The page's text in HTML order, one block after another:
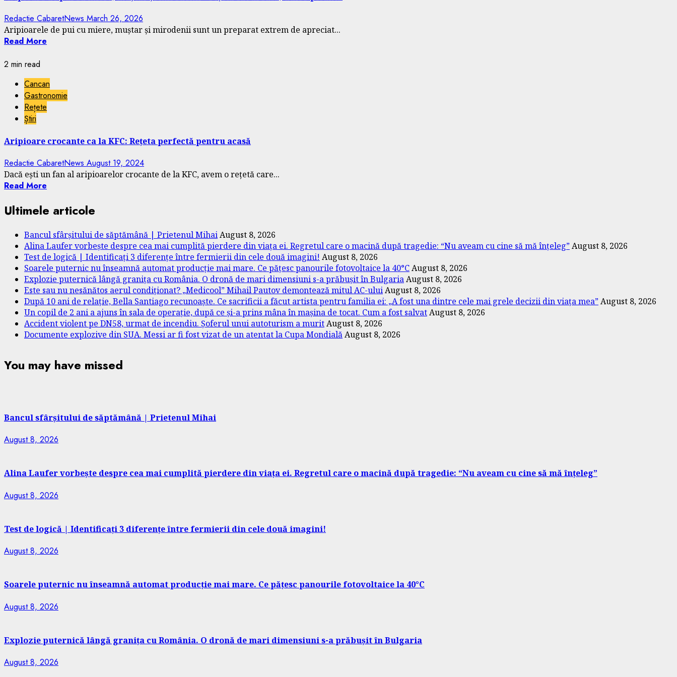
Redactie CabaretNews March 26, 2026
Aripioarele de pui cu miere, muștar și mirodenii sunt un preparat extrem de apreciat...
Read More
2 min read
Cancan
Gastronomie
Rețete
Știri
Aripioare crocante ca la KFC: Rețeta perfectă pentru acasă
Redactie CabaretNews August 19, 2024
Dacă ești un fan al aripioarelor crocante de la KFC, avem o rețetă care...
Read More
Ultimele articole
Bancul sfârșitului de săptămână | Prietenul MihaiAugust 8, 2026
Alina Laufer vorbește despre cea mai cumplită pierdere din viața ei. Regretul care o macină după tragedie: “Nu aveam cu cine să mă înțeleg”August 8, 2026
Test de logică | Identificați 3 diferențe între fermierii din cele două imagini! August 8, 2026
Soarele puternic nu înseamnă automat producție mai mare. Ce pățesc panourile fotovoltaice la 40°CAugust 8, 2026
Explozie puternică lângă granița cu România. O dronă de mari dimensiuni s-a prăbușit în BulgariaAugust 8, 2026
Este sau nu nesănătos aerul condiționat? „Medicool” Mihail Pautov demontează mitul AC-uluiAugust 8, 2026
După 10 ani de relație, Bella Santiago recunoaște. Ce sacrificii a făcut artista pentru familia ei: „A fost una dintre cele mai grele decizii din viața mea”August 8, 2026
Un copil de 2 ani a ajuns în sala de operație, după ce și-a prins mâna în mașina de tocat. Cum a fost salvatAugust 8, 2026
Accident violent pe DN58, urmat de incendiu. Șoferul unui autoturism a muritAugust 8, 2026
Documente explozive din SUA. Messi ar fi fost vizat de un atentat la Cupa MondialăAugust 8, 2026
You may have missed
Bancul sfârșitului de săptămână | Prietenul Mihai
August 8, 2026
Alina Laufer vorbește despre cea mai cumplită pierdere din viața ei. Regretul care o macină după tragedie: “Nu aveam cu cine să mă înțeleg”
August 8, 2026
Test de logică | Identificați 3 diferențe între fermierii din cele două imagini!
August 8, 2026
Soarele puternic nu înseamnă automat producție mai mare. Ce pățesc panourile fotovoltaice la 40°C
August 8, 2026
Explozie puternică lângă granița cu România. O dronă de mari dimensiuni s-a prăbușit în Bulgaria
August 8, 2026